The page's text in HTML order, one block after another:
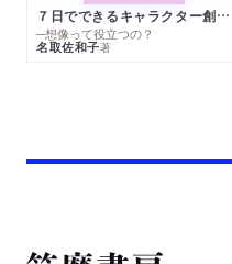
７日でできるキャラクター創作入門
─想像って役立つの？
名取佐和子著